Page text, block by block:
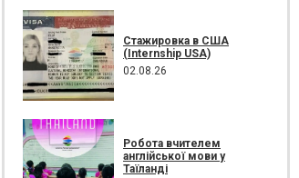
Стажировка в США
(Internship USA)
02.08.26
Робота вчителем
англійської мови у
Таїланді